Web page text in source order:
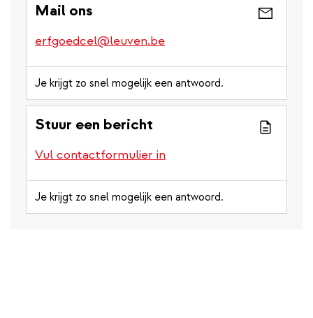
Mail ons
erfgoedcel@leuven.be
Je krijgt zo snel mogelijk een antwoord.
Stuur een bericht
Vul contactformulier in
Je krijgt zo snel mogelijk een antwoord.